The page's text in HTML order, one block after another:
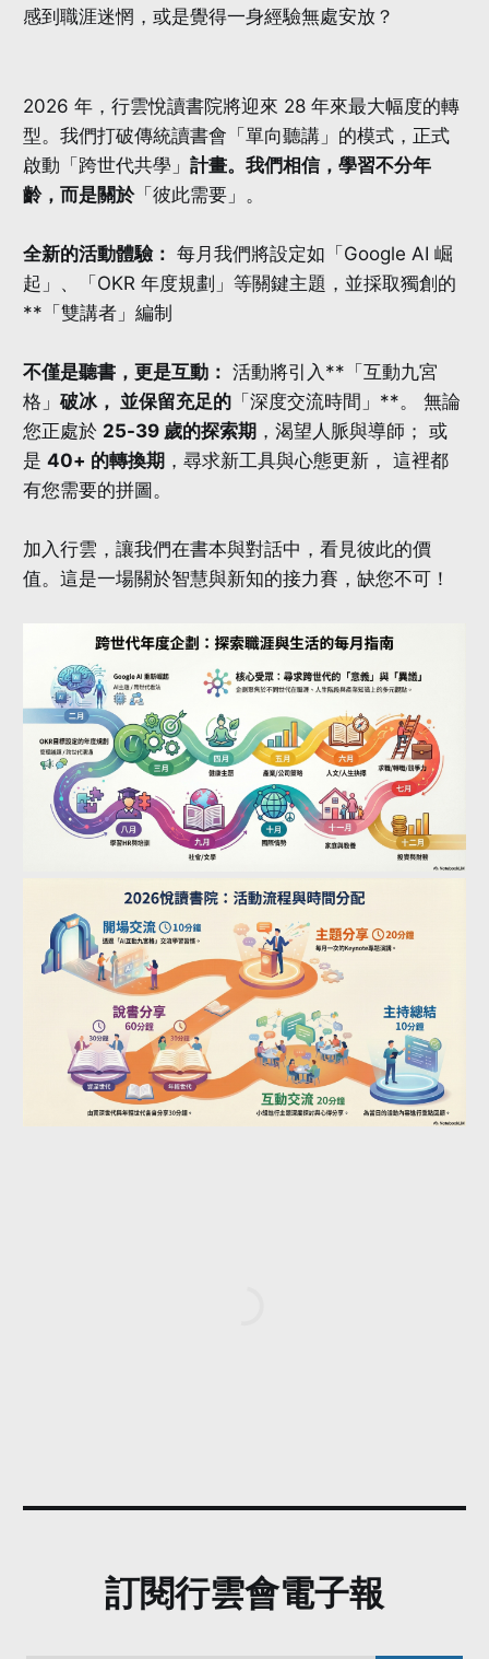
感到職涯迷惘，或是覺得一身經驗無處安放？
2026 年，行雲悅讀書院將迎來 28 年來最大幅度的轉
型。我們打破傳統讀書會「單向聽講」的模式，正式
啟動「跨世代共學」 計畫。我們相信，學習不分年
齡，而是關於「彼此需要」。
全新的活動體驗： 每月我們將設定如「Google AI 崛
起」、「OKR 年度規劃」等關鍵主題，並採取獨創的
**「雙講者」編制
不僅是聽書，更是互動： 活動將引入**「互動九宮
格」 破冰， 並保留充足的「深度交流時間」**。 無論
您正處於 25-39 歲的探索期，渴望人脈與導師； 或
是 40+ 的轉換期，尋求新工具與心態更新， 這裡都
有您需要的拼圖。
加入行雲，讓我們在書本與對話中，看見彼此的價
值。這是一場關於智慧與新知的接力賽，缺您不可！
訂閱行雲會電子報